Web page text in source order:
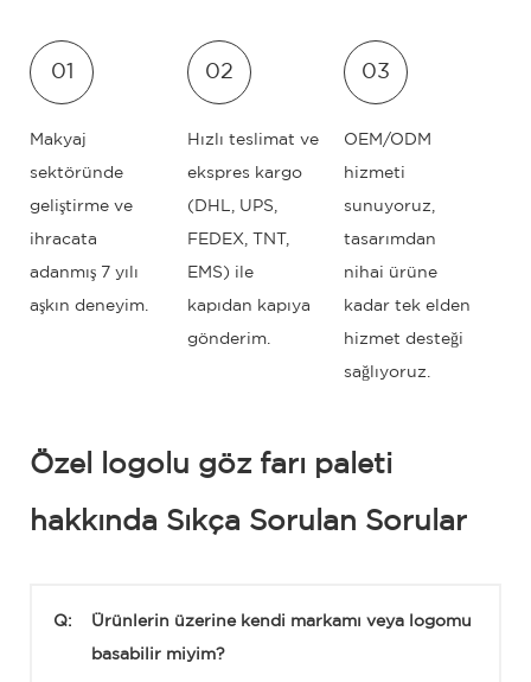
01
Makyaj
sektöründe
geliştirme ve
ihracata
adanmış 7 yılı
aşkın deneyim.
02
Hızlı teslimat ve
ekspres kargo
(DHL, UPS,
FEDEX, TNT,
EMS) ile
kapıdan kapıya
gönderim.
03
OEM/ODM
hizmeti
sunuyoruz,
tasarımdan
nihai ürüne
kadar tek elden
hizmet desteği
sağlıyoruz.
Özel logolu göz farı paleti
hakkında Sıkça Sorulan Sorular
Q: Ürünlerin üzerine kendi markamı veya logomu
basabilir miyim?